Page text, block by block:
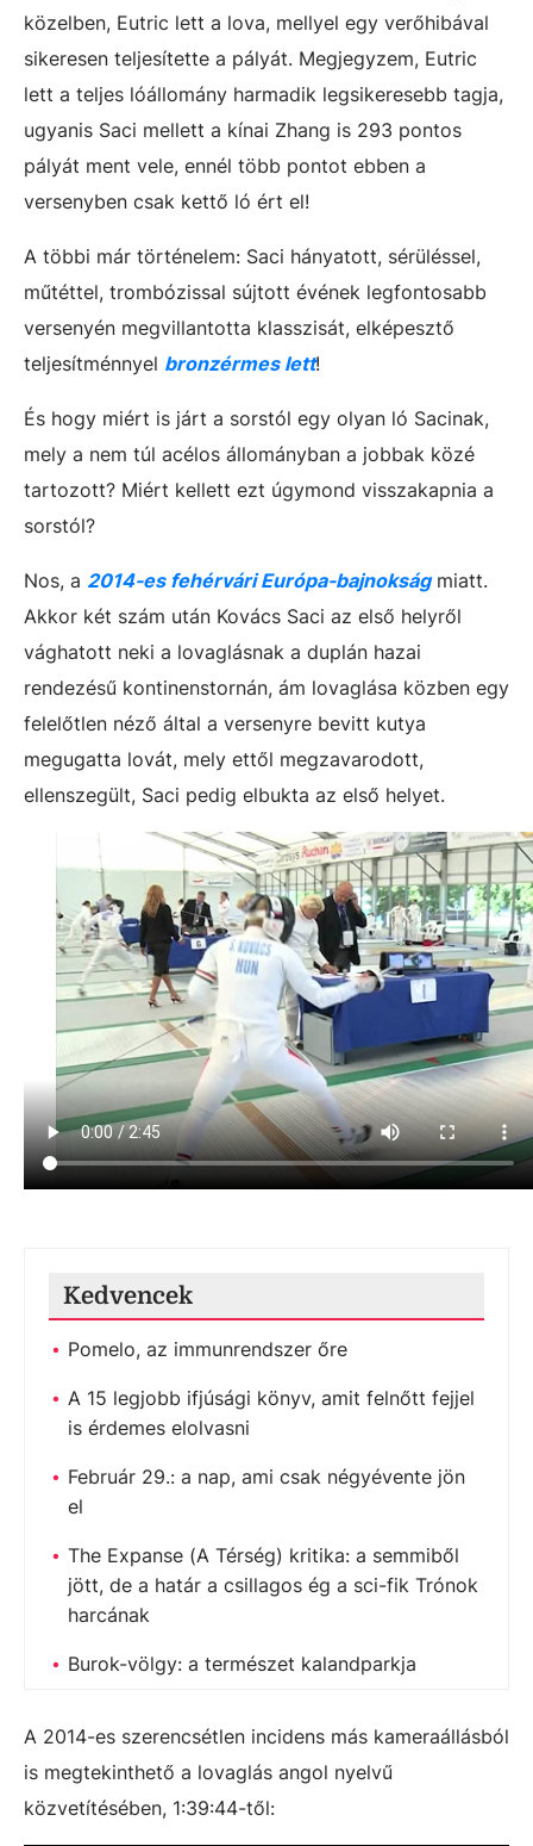
közelben, Eutric lett a lova, mellyel egy verőhibával
sikeresen teljesítette a pályát. Megjegyzem, Eutric
lett a teljes lóállomány harmadik legsikeresebb tagja,
ugyanis Saci mellett a kínai Zhang is 293 pontos
pályát ment vele, ennél több pontot ebben a
versenyben csak kettő ló ért el!
A többi már történelem: Saci hányatott, sérüléssel,
műtéttel, trombózissal sújtott évének legfontosabb
versenyén megvillantotta klasszisát, elképesztő
teljesítménnyel bronzérmes lett!
És hogy miért is járt a sorstól egy olyan ló Sacinak,
mely a nem túl acélos állományban a jobbak közé
tartozott? Miért kellett ezt úgymond visszakapnia a
sorstól?
Nos, a 2014-es fehérvári Európa-bajnokságmiatt.
Akkor két szám után Kovács Saci az első helyről
vághatott neki a lovaglásnak a duplán hazai
rendezésű kontinenstornán, ám lovaglása közben egy
felelőtlen néző által a versenyre bevitt kutya
megugatta lovát, mely ettől megzavarodott,
ellenszegült, Saci pedig elbukta az első helyet.
Kedvencek
Pomelo, az immunrendszer őre
A 15 legjobb ifjúsági könyv, amit felnőtt fejjel
is érdemes elolvasni
Február 29.: a nap, ami csak négyévente jön
el
The Expanse (A Térség) kritika: a semmiből
jött, de a határ a csillagos ég a sci-fik Trónok
harcának
Burok-völgy: a természet kalandparkja
A 2014-es szerencsétlen incidens más kameraállásból
is megtekinthető a lovaglás angol nyelvű
közvetítésében, 1:39:44-től: